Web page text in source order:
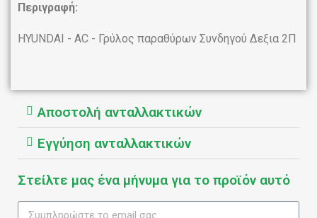
Περιγραφή:
HYUNDAI - AC - Γρύλος παραθύρων Συνδηγού Δεξια 2Π
Αποστολή ανταλλακτικών
Εγγύηση ανταλλακτικών
Στείλτε μας ένα μήνυμα για το προϊόν αυτό